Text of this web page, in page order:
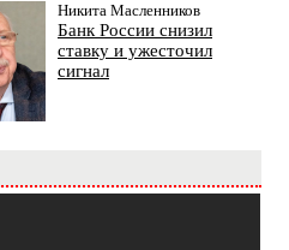
Никита Масленников
Банк России снизил
ставку и ужесточил
сигнал